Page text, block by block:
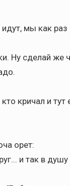
мы как
Hу сделай же
кричал и
орет:
и так в